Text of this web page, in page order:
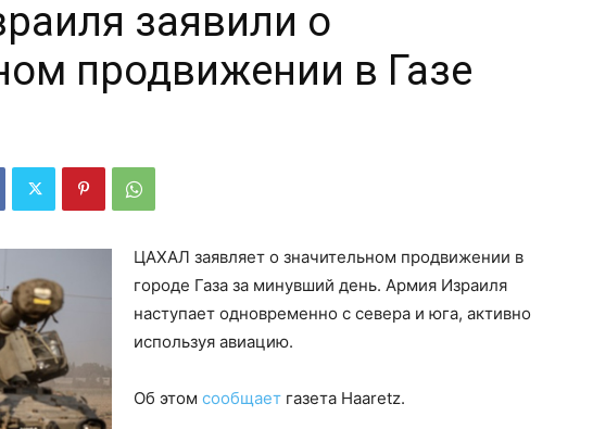
заявили о
продвижении в Газе
ЦАХАЛ заявляет о значительном продвижении в
городе Газа за минувший день. Армия Израиля
наступает одновременно с севера и юга, активно
используя авиацию.
Об этом сообщает газета Haaretz.